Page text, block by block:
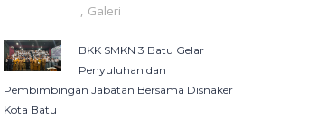
, Galeri
BKK SMKN 3 Batu Gelar
Penyuluhan dan
Pembimbingan Jabatan Bersama Disnaker
Kota Batu